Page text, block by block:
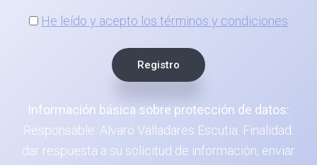
He leído y acepto los términos y condiciones
Información básica sobre protección de datos:
Responsable: Alvaro Valladares Escutia. Finalidad:
dar respuesta a su solicitud de información, enviar